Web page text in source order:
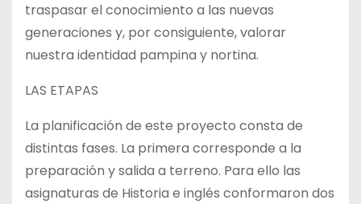
traspasar el conocimiento a las nuevas
generaciones y, por consiguiente, valorar
nuestra identidad pampina y nortina.
LAS ETAPAS
La planificación de este proyecto consta de
distintas fases. La primera corresponde a la
preparación y salida a terreno. Para ello las
asignaturas de Historia e inglés conformaron dos